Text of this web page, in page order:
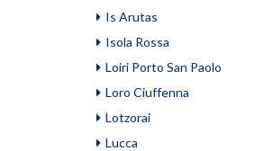
Is Arutas
Isola Rossa
Loiri Porto San Paolo
Loro Ciuffenna
Lotzorai
Lucca